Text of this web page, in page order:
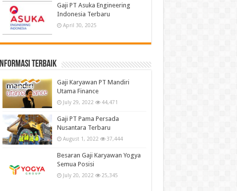
Gaji PT Asuka Engineering
Indonesia Terbaru
April 30, 2025
informasi terbaik
Gaji Karyawan PT Mandiri
Utama Finance
July 29, 2022 44,471
Gaji PT Pama Persada
Nusantara Terbaru
August 1, 2022 37,444
Besaran Gaji Karyawan Yogya
Semua Posisi
July 20, 2022 25,345